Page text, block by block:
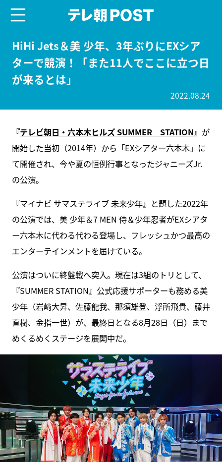
HiHi Jets＆美 少年、3年ぶりにEXシア
ターで競演！「また11人でここに立つ日
が来るとは」
2022.08.24
『テレビ朝日・六本木ヒルズ SUMMER STATION』 が
開始した当初（2014年）から「EXシアター六本木」に
て開催され、今や夏の恒例行事となったジャニーズJr.
の公演。
『マイナビ サマステライブ 未来少年』と題した2022年
の公演では、美 少年＆7 MEN 侍＆少年忍者がEXシアタ
ー六本木に代わる代わる登場し、フレッシュかつ最高の
エンターテインメントを届けている。
公演はついに終盤戦へ突入。現在は3組のトリとして、
『SUMMER STATION』公式応援サポーターも務める美
少年（岩﨑大昇、佐藤龍我、那須雄登、浮所飛貴、藤井
直樹、金指一世）が、最終日となる8月28日（日）まで
めくるめくステージを展開中だ。